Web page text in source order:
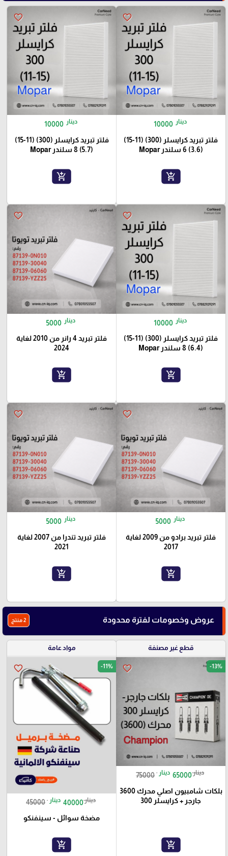
favorite_border
10000 دينار
فلتر تبريد كرايسلر (300) (11-15)
(3.6) 6 سلندر Mopar
add_shopping_cart
favorite_border
10000 دينار
فلتر تبريد كرايسلر (300) (11-15)
(5.7) 8 سلندر Mopar
add_shopping_cart
favorite_border
10000 دينار
فلتر تبريد كرايسلر (300) (11-15)
(6.4) 8 سلندر Mopar
add_shopping_cart
favorite_border
5000 دينار
فلتر تبريد 4 رانر من 2010 لغاية
2024
add_shopping_cart
favorite_border
5000 دينار
فلتر تبريد برادو من 2009 لغاية
2017
add_shopping_cart
favorite_border
5000 دينار
فلتر تبريد تندرا من 2007 لغاية
2021
add_shopping_cart
عروض وخصومات لفترة محدودة 2 منتج
قطع غير مصنفة
favorite_border -13%
75000 دينار65000 دينار
بلكات شامبيون اصلي محرك 3600
جارجر + كرايسلر 300
add_shopping_cart
مواد عامة
favorite_border -11%
45000 دينار40000 دينار
مضخة سوائل - سينفنكو
add_shopping_cart